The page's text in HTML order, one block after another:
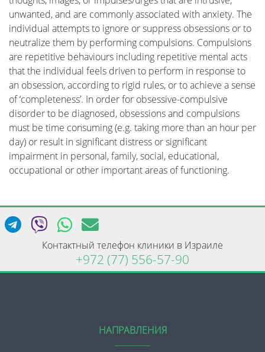
unwanted, and are commonly associated with anxiety. The
individual attempts to ignore or suppress obsessions or to
neutralize them by performing compulsions. Compulsions
are repetitive behaviours including repetitive mental acts
that the individual feels driven to perform in response to
an obsession, according to rigid rules, or to achieve a sense
of ‘completeness’. In order for obsessive-compulsive
disorder to be diagnosed, obsessions and compulsions
must be time consuming (e.g. taking more than an hour per
day) or result in significant distress or significant
impairment in personal, family, social, educational,
occupational or other important areas of functioning.
Контактный телефон клиники в Израиле
+972 (77) 556-57-90
НАПРАВЛЕНИЯ